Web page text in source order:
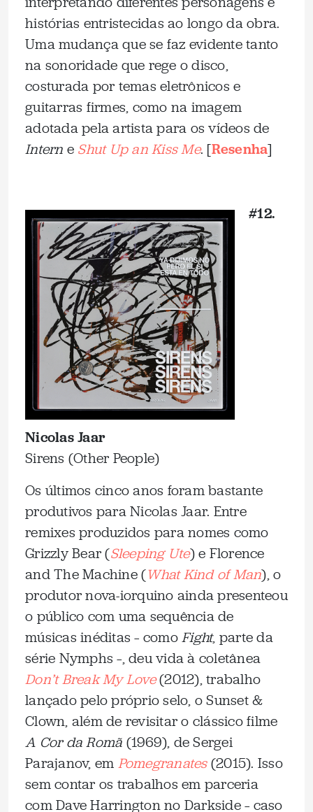
histórias entristecidas ao longo da obra.
Uma mudança que se faz evidente tanto
na sonoridade que rege o disco,
costurada por temas eletrônicos e
guitarras firmes, como na imagem
adotada pela artista para os vídeos de
Intern e Shut Up an Kiss Me. [Resenha]
#12.
Nicolas Jaar
Sirens (Other People)
Os últimos cinco anos foram bastante
produtivos para Nicolas Jaar. Entre
remixes produzidos para nomes como
Grizzly Bear (Sleeping Ute) e Florence
and The Machine (What Kind of Man), o
produtor nova-iorquino ainda presenteou
o público com uma sequência de
músicas inéditas – comoFight, parte da
série Nymphs –, deu vida à coletânea
Don’t Break My Love(2012), trabalho
lançado pelo próprio selo, o Sunset &
Clown, além de revisitar o clássico filme
A Cor da Romã (1969), de Sergei
Parajanov, em Pomegranates(2015). Isso
sem contar os trabalhos em parceria
com Dave Harrington no Darkside – caso